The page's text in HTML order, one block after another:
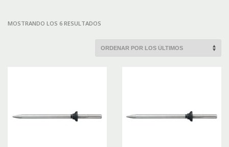
MOSTRANDO LOS 6 RESULTADOS
LOS